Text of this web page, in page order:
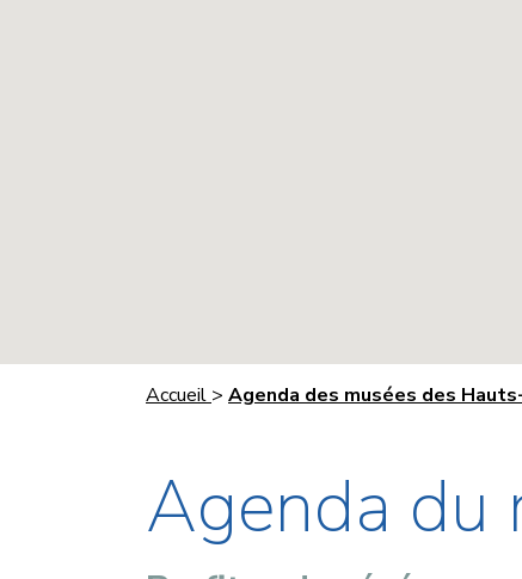
Accueil > Agenda des musées des
Agenda du